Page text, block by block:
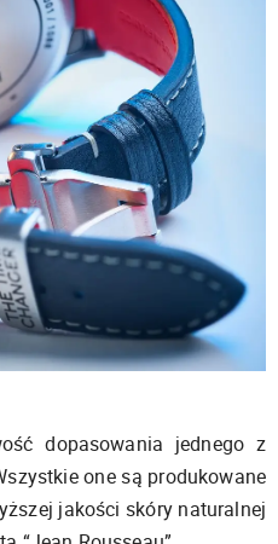
dopasowania jednego z
one są produkowane
jakości skóry naturalnej